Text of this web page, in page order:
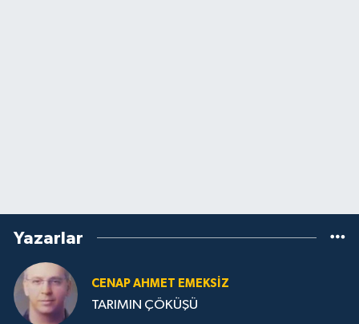
Yazarlar
CENAP AHMET EMEKSİZ
TARIMIN ÇÖKÜŞÜ